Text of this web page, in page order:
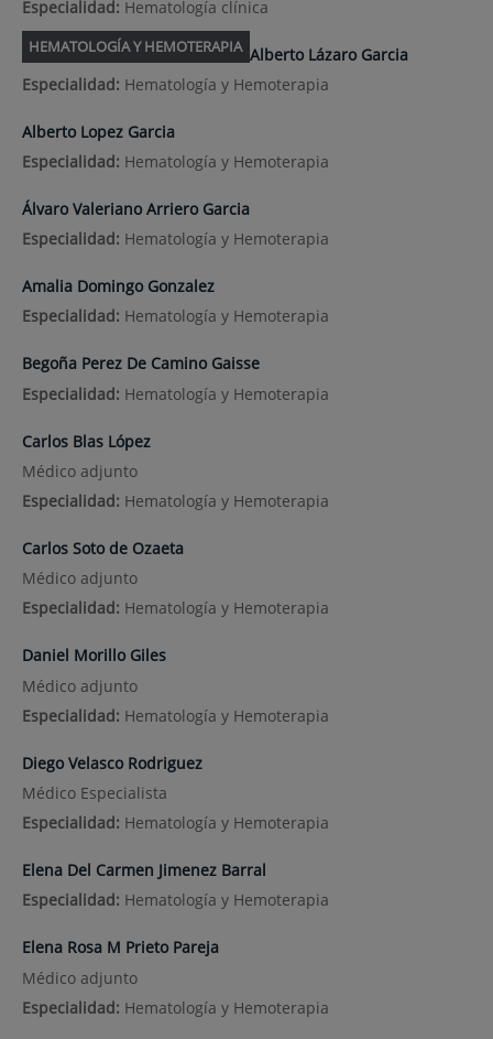
Especialidad: Hematología clínica
HEMATOLOGÍA Y HEMOTERAPIA Alberto Lázaro Garcia
Especialidad: Hematología y Hemoterapia
Alberto Lopez Garcia
Especialidad: Hematología y Hemoterapia
Álvaro Valeriano Arriero Garcia
Especialidad: Hematología y Hemoterapia
Amalia Domingo Gonzalez
Especialidad: Hematología y Hemoterapia
Begoña Perez De Camino Gaisse
Especialidad: Hematología y Hemoterapia
Carlos Blas López
Médico adjunto
Especialidad: Hematología y Hemoterapia
Carlos Soto de Ozaeta
Médico adjunto
Especialidad: Hematología y Hemoterapia
Daniel Morillo Giles
Médico adjunto
Especialidad: Hematología y Hemoterapia
Diego Velasco Rodriguez
Médico Especialista
Especialidad: Hematología y Hemoterapia
Elena Del Carmen Jimenez Barral
Especialidad: Hematología y Hemoterapia
Elena Rosa M Prieto Pareja
Médico adjunto
Especialidad: Hematología y Hemoterapia